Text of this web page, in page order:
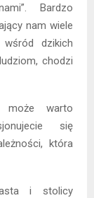
Bardzo
nam wiele
dzikich
chodzi
może warto
się
która
i stolicy